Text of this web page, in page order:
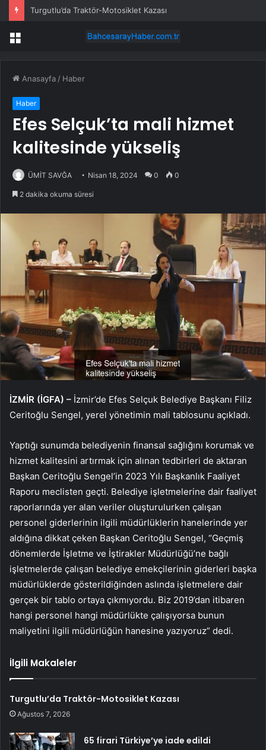
Turgutlu’da Traktör-Motosiklet Kazası
Menü
Anasayfa / Haber
Haber
Efes Selçuk’ta mali hizmet
kalitesinde yükseliş
ÜMİT SAVĞA Nisan 18, 2024 0 0
2 dakika okuma süresi
İZMİR (İGFA) – İzmir’de Efes Selçuk Belediye Başkanı Filiz
Ceritoğlu Sengel, yerel yönetimin mali tablosunu açıkladı.
Yaptığı sunumda belediyenin finansal sağlığını korumak ve
hizmet kalitesini artırmak için alınan tedbirleri de aktaran
Başkan Ceritoğlu Sengel’in 2023 Yılı Başkanlık Faaliyet
Raporu meclisten geçti. Belediye işletmelerine dair faaliyet
raporlarında yer alan veriler oluşturulurken çalışan
personel giderlerinin ilgili müdürlüklerin hanelerinde yer
aldığına dikkat çeken Başkan Ceritoğlu Sengel, “Geçmiş
dönemlerde İşletme ve İştirakler Müdürlüğü’ne bağlı
işletmelerde çalışan belediye emekçilerinin giderleri başka
müdürlüklerde gösterildiğinden aslında işletmelere dair
gerçek bir tablo ortaya çıkmıyordu. Biz 2019’dan itibaren
hangi personel hangi müdürlükte çalışıyorsa bunun
maliyetini ilgili müdürlüğün hanesine yazıyoruz” dedi.
İlgili Makaleler
Turgutlu’da Traktör-Motosiklet Kazası
Ağustos 7, 2026
65 firari Türkiye’ye iade edildi